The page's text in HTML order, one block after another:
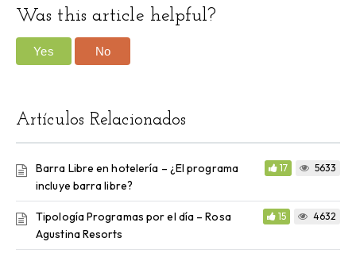
Was this article helpful?
Yes No
Artículos Relacionados
Barra Libre en hotelería – ¿El programa
incluye barra libre?
17 5633
Tipología Programas por el día – Rosa
Agustina Resorts
15 4632